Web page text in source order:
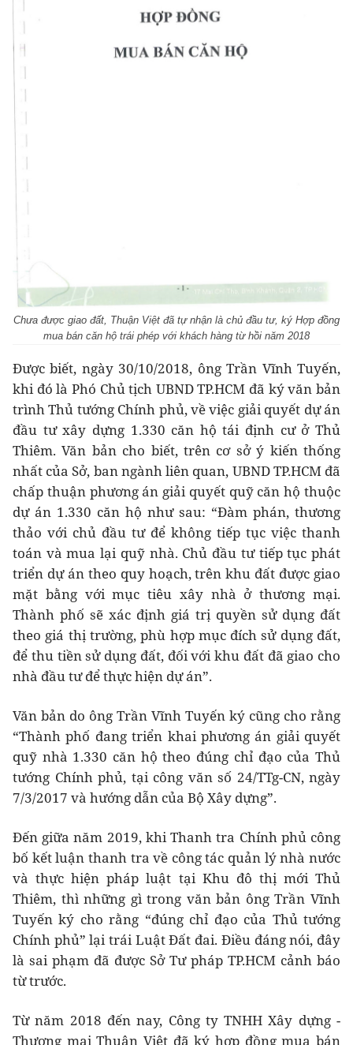
Chưa được giao đất, Thuận Việt đã tự nhận là chủ đầu tư, ký Hợp đồng
mua bán căn hộ trái phép với khách hàng từ hồi năm 2018
Được biết, ngày 30/10/2018, ông Trần Vĩnh Tuyến,
khi đó là Phó Chủ tịch UBND TP.HCM đã ký văn bản
trình Thủ tướng Chính phủ, về việc giải quyết dự án
đầu tư xây dựng 1.330 căn hộ tái định cư ở Thủ
Thiêm. Văn bản cho biết, trên cơ sở ý kiến thống
nhất của Sở, ban ngành liên quan, UBND TP.HCM đã
chấp thuận phương án giải quyết quỹ căn hộ thuộc
dự án 1.330 căn hộ như sau: “Đàm phán, thương
thảo với chủ đầu tư để không tiếp tục việc thanh
toán và mua lại quỹ nhà. Chủ đầu tư tiếp tục phát
triển dự án theo quy hoạch, trên khu đất được giao
mặt bằng với mục tiêu xây nhà ở thương mại.
Thành phố sẽ xác định giá trị quyền sử dụng đất
theo giá thị trường, phù hợp mục đích sử dụng đất,
để thu tiền sử dụng đất, đối với khu đất đã giao cho
nhà đầu tư để thực hiện dự án”.
Văn bản do ông Trần Vĩnh Tuyến ký cũng cho rằng
“Thành phố đang triển khai phương án giải quyết
quỹ nhà 1.330 căn hộ theo đúng chỉ đạo của Thủ
tướng Chính phủ, tại công văn số 24/TTg-CN, ngày
7/3/2017 và hướng dẫn của Bộ Xây dựng”.
Đến giữa năm 2019, khi Thanh tra Chính phủ công
bố kết luận thanh tra về công tác quản lý nhà nước
và thực hiện pháp luật tại Khu đô thị mới Thủ
Thiêm, thì những gì trong văn bản ông Trần Vĩnh
Tuyến ký cho rằng “đúng chỉ đạo của Thủ tướng
Chính phủ” lại trái Luật Đất đai. Điều đáng nói, đây
là sai phạm đã được Sở Tư pháp TP.HCM cảnh báo
từ trước.
Từ năm 2018 đến nay, Công ty TNHH Xây dựng -
Thương mại Thuận Việt đã ký hợp đồng mua bán